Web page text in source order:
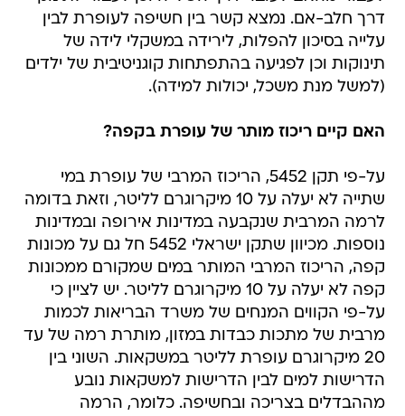
דרך חלב-אם. נמצא קשר בין חשיפה לעופרת לבין
עלייה בסיכון להפלות, לירידה במשקלי לידה של
תינוקות וכן לפגיעה בהתפתחות קוגניטיבית של ילדים
(למשל מנת משכל, יכולות למידה).
האם קיים ריכוז מותר של עופרת בקפה?
על-פי תקן 5452, הריכוז המרבי של עופרת במי
שתייה לא יעלה על 10 מיקרוגרם לליטר, וזאת בדומה
לרמה המרבית שנקבעה במדינות אירופה ובמדינות
נוספות. מכיוון שתקן ישראלי 5452 חל גם על מכונות
קפה, הריכוז המרבי המותר במים שמקורם ממכונות
קפה לא יעלה על 10 מיקרוגרם לליטר. יש לציין כי
על-פי הקווים המנחים של משרד הבריאות לכמות
מרבית של מתכות כבדות במזון, מותרת רמה של עד
20 מיקרוגרם עופרת לליטר במשקאות. השוני בין
הדרישות למים לבין הדרישות למשקאות נובע
מההבדלים בצריכה ובחשיפה. כלומר, הרמה